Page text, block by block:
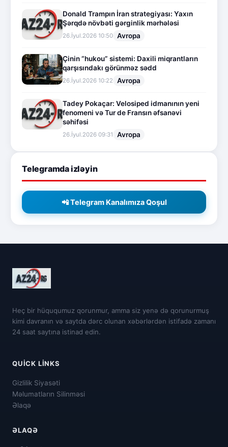
Donald Trampın İran strategiyası: Yaxın
Şərqdə növbəti gərginlik mərhələsi
26.İyul.2026 10:50 Avropa
Çinin “hukou” sistemi: Daxili miqrantların
qarşısındakı görünməz sədd
26.İyul.2026 10:22 Avropa
Tadey Pokaçar: Velosiped idmanının yeni
fenomeni və Tur de Fransın əfsanəvi
səhifəsi
26.İyul.2026 09:31 Avropa
Telegramda izləyin
📲 Telegram Kanalımıza Qoşul
Heç bir hüququmuz qorunmur, amma siz yenə də qorunurmuş
kimi davranın və saytda dərc olunan xəbərlərdən istifadə zamanı
24 saat saytına istinad edin.
QUICK LINKS
Gizlilik Siyasəti
Məlumatların Silinməsi
Əlaqə
ƏLAQƏ